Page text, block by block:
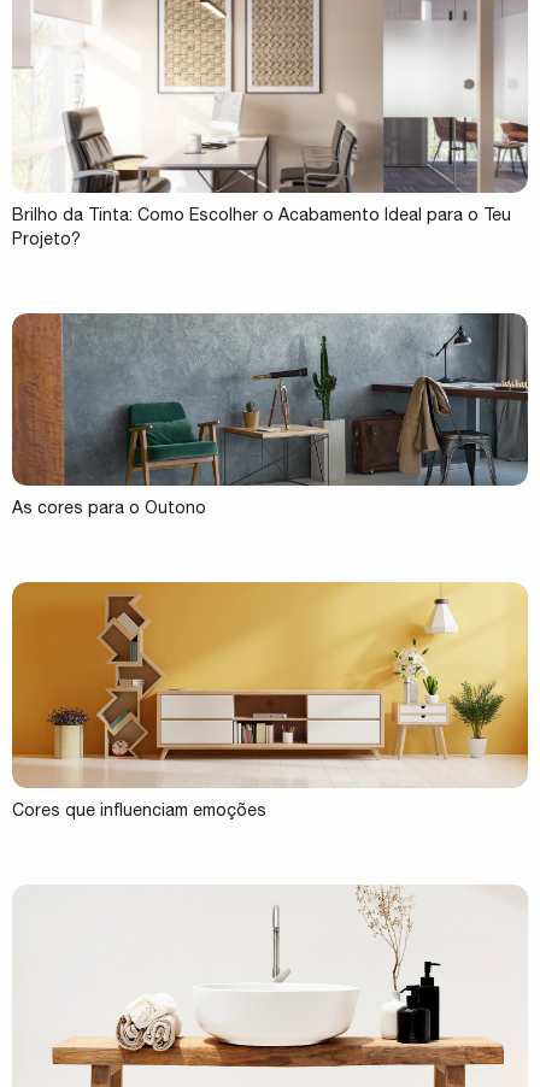
Brilho da Tinta: Como Escolher o Acabamento Ideal para o Teu
Projeto?
As cores para o Outono
Cores que influenciam emoções